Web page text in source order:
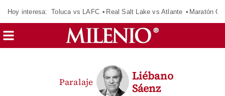
Hoy interesa: Toluca vs LAFC Real Salt Lake vs Atlante Maratón
Paralaje
Liébano
Sáenz